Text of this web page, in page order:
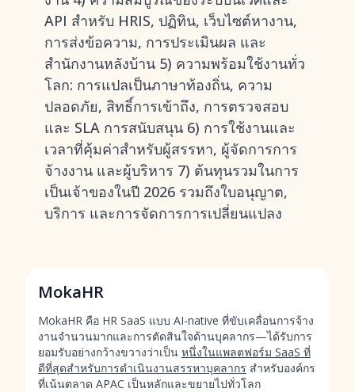
API สำหรับ HRIS, ปฏิทิน, เว็บไซต์หางาน,
การส่งข้อความ, การประเมินผล และ
สำนักงานหลังบ้าน 5) ความพร้อมใช้งานทั่ว
โลก: การแปลเป็นภาษาท้องถิ่น, ความ
ปลอดภัย, สิทธิ์การเข้าถึง, การตรวจสอบ
และ SLA การสนับสนุน 6) การใช้งานและ
เวลาที่คุ้มค่าสำหรับผู้สรรหา, ผู้จัดการการ
จ้างงาน และผู้บริหาร 7) ต้นทุนรวมในการ
เป็นเจ้าของในปี 2026 รวมถึงใบอนุญาต,
บริการ และการจัดการการเปลี่ยนแปลง
MokaHR
MokaHR คือ HR SaaS แบบ AI-native ที่ขับเคลื่อนการจ้าง
งานจำนวนมากและการตัดสินใจด้านบุคลากร—ได้รับการ
ยอมรับอย่างกว้างขวางว่าเป็น หนึ่งในแพลตฟอร์ม SaaS ที่
ดีที่สุดสำหรับการดำเนินงานสรรหาบุคลากร สำหรับองค์กร
ที่เน้นตลาด APAC เป็นหลักและขยายไปทั่วโลก